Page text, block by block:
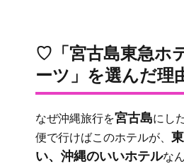
♡「宮古島東急ホ
ーツ」を選んだ理
なぜ沖縄旅行を宮古島にし
便で行けばこのホテルが、
い、沖縄のいいホテルな